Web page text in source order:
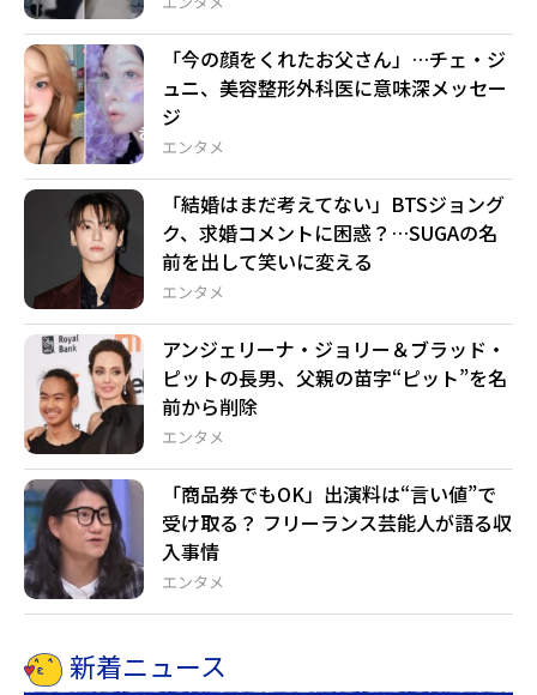
エンタメ
「今の顔をくれたお父さん」…チェ・ジ
ュニ、美容整形外科医に意味深メッセー
ジ
エンタメ
「結婚はまだ考えてない」BTSジョング
ク、求婚コメントに困惑？…SUGAの名
前を出して笑いに変える
エンタメ
アンジェリーナ・ジョリー＆ブラッド・
ピットの長男、父親の苗字“ピット”を名
前から削除
エンタメ
「商品券でもOK」出演料は“言い値”で
受け取る？ フリーランス芸能人が語る収
入事情
新着ニュース